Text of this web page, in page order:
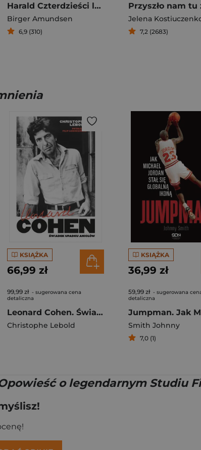
Harald Czterdzieści lat na Spitsbergenie
Birger Amundsen
6,9 (310)
Jelena
7,2 (2683)
KSIĄŻKA
66,99 zł
99,99 zł - sugerowana cena
detaliczna
Leonard Cohen. Świadek upadku aniołów
Christophe Lebold
KSIĄŻKA
36,99 zł
59,99 zł - sugerowana
detaliczna
Smith Johnny
7,0 (1)
o legendarnym Studiu